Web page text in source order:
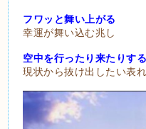
フワッと舞い上がる
幸運が舞い込む兆し
空中を行ったり来たりする
現状から抜け出したい表れ